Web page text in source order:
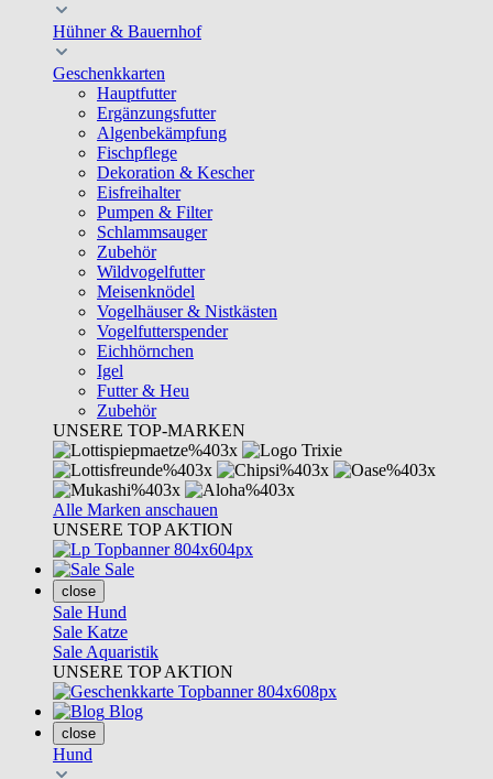
Hühner & Bauernhof
Geschenkkarten
Hauptfutter
Ergänzungsfutter
Algenbekämpfung
Fischpflege
Dekoration & Kescher
Eisfreihalter
Pumpen & Filter
Schlammsauger
Zubehör
Wildvogelfutter
Meisenknödel
Vogelhäuser & Nistkästen
Vogelfutterspender
Eichhörnchen
Igel
Futter & Heu
Zubehör
UNSERE TOP-MARKEN
Alle Marken anschauen
UNSERE TOP AKTION
Sale
close
Sale Hund
Sale Katze
Sale Aquaristik
UNSERE TOP AKTION
Blog
close
Hund